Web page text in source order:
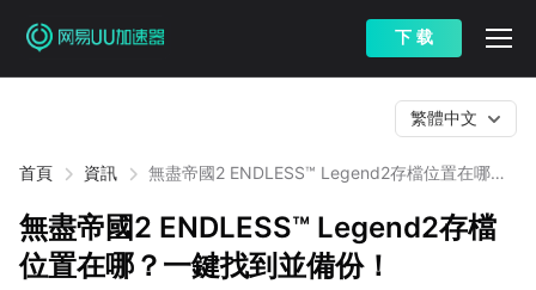
下 载
首頁 資訊
無盡帝國2 ENDLESS™ Legend2存檔位置在哪？
繁體中文
無盡帝國2 ENDLESS™ Legend2存檔
位置在哪？一鍵找到並備份！